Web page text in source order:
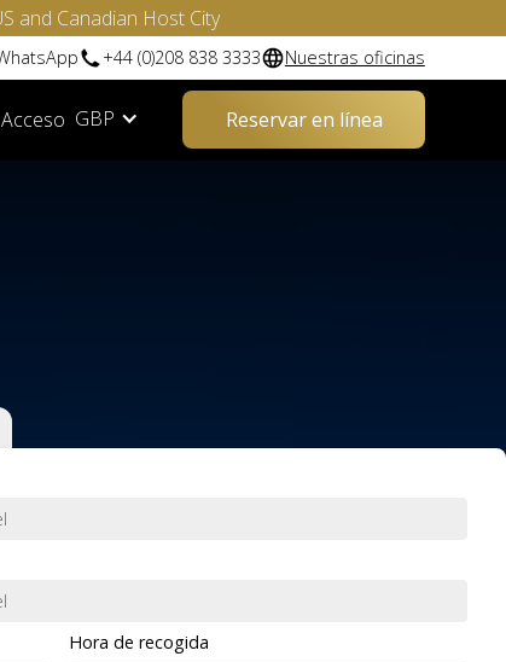
and Canadian Host City
+44 (0)208 838 3333 Nuestras oficinas
Acceso GBP Reservar en línea
Hora de recogida